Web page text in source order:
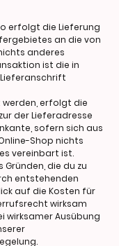
erfolgt die Lieferung
an die von
anderes
ist die in
werden, erfolgt die
der Lieferadresse
sofern sich aus
Shop nichts
vereinbart ist.
die du zu
entstehenden
auf die Kosten für
wirksam
wirksamer Ausübung